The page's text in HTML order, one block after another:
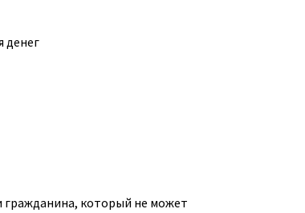
денег
гражданина, который не может